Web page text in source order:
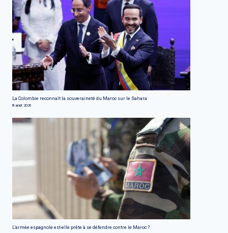
La Colombie reconnaît la souveraineté du Maroc sur le Sahara
8 août 2026
L'armée espagnole est-elle prête à se défendre contre le Maroc ?